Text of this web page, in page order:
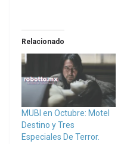
Relacionado
MUBI en Octubre: Motel
Destino y Tres
Especiales De Terror.